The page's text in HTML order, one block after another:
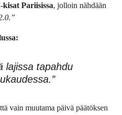
Pariisissa, jolloin nähdään
lajissa tapahdu
vain muutama päivä päätöksen